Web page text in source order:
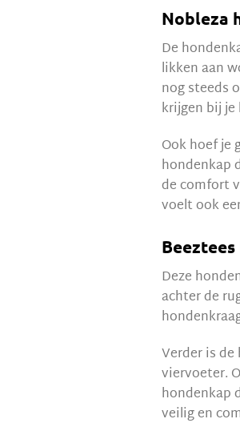
Nobleza
De
likken aan
nog steeds
krijgen bij
Ook hoef je
hondenkap
de comfort
voelt ook
Deze
achter de
Verder is
viervoeter.
hondenkap
veilig en